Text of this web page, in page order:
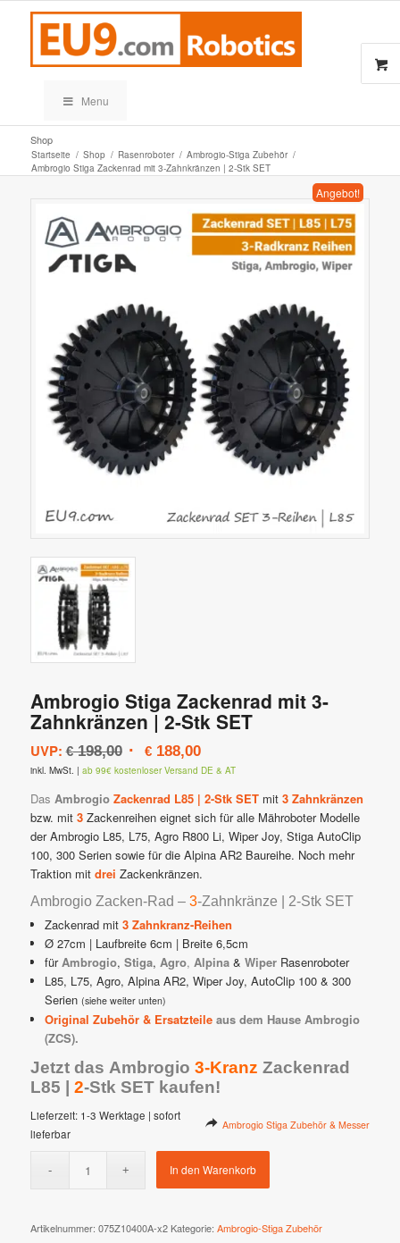
Menu
Shop
Startseite / Shop / Rasenroboter / Ambrogio-Stiga Zubehör /
Ambrogio Stiga Zackenrad mit 3-Zahnkränzen | 2-Stk SET
Angebot!
Ambrogio Stiga Zackenrad mit 3-
Zahnkränzen | 2-Stk SET
UVP: €198,00 Ursprünglicher
Preis
war:
€ 198,00
€188,00Aktueller
Preis
ist:
€ 188,00.
inkl. MwSt. | ab 99€ kostenloser Versand DE & AT
Das Ambrogio Zackenrad L85 | 2-Stk SETmit 3 Zahnkränzen
bzw. mit 3Zackenreihen eignet sich für alle Mähroboter Modelle
der Ambrogio L85, L75, Agro R800 Li, Wiper Joy, Stiga AutoClip
100, 300 Serien sowie für die Alpina AR2 Baureihe. Noch mehr
Traktion mit drei Zackenkränzen.
Ambrogio Zacken-Rad – 3-Zahnkränze | 2-Stk SET
Zackenrad mit 3 Zahnkranz-Reihen
Ø 27cm | Laufbreite 6cm | Breite 6,5cm
fürAmbrogio,Stiga,Agro, Alpina &Wiper Rasenroboter
L85, L75, Agro, Alpina AR2, Wiper Joy, AutoClip 100 & 300
Serien(siehe weiter unten)
Original Zubehör & Ersatzteile aus dem Hause Ambrogio
(ZCS).
Jetzt das Ambrogio 3-Kranz Zackenrad
L85
2-Stk SET kaufen!
Ambrogio Stiga Zubehör & Messer
Lieferzeit: 1-3 Werktage | sofort
lieferbar
In den Warenkorb
Artikelnummer: 075Z10400A-x2 Kategorie: Ambrogio-Stiga Zubehör